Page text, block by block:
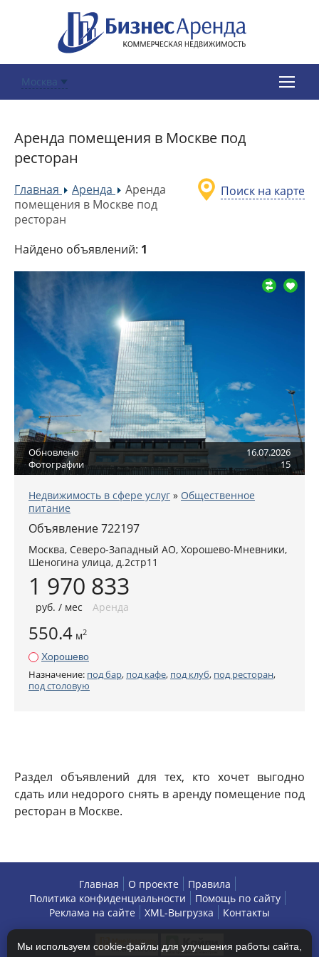
Москва
Аренда помещения в Москве под
ресторан
Поиск на карте
Главная »
Аренда »
Аренда
помещения в Москве под
ресторан
Найдено объявлений: 1
Обновлено
16.07.2026
Фотографии
15
Недвижимость в сфере услуг » Общественное
питание
Объявление 722197
Москва, Северо-Западный АО, Хорошево-Мневники,
Шеногина улица, д.2стр11
1 970 833
руб. / мес Аренда
550.4 м2
Хорошево
Назначение: под бар, под кафе, под клуб, под ресторан,
под столовую
Раздел объявлений для тех, кто хочет выгодно
сдать или недорого снять в аренду помещение под
ресторан в Москве.
Главная О проекте
Правила
Политика конфиденциальности
Помощь по сайту
Реклама на сайте
XML-Выгрузка Контакты
Мы используем cookie-файлы для улучшения работы сайта,